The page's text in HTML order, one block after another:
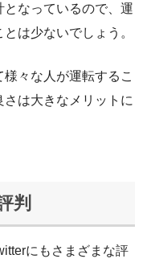
なっているので、運
は少ないでしょう。
々な人が運転するこ
は大きなメリットに
判
にもさまざまな評